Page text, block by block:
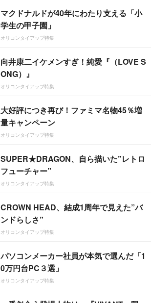
マクドナルドが40年にわたり支える「小
学生の甲子園」
オリコンタイアップ特集
向井康二イケメンすぎ！純愛『（LOVE S
ONG）』
オリコンタイアップ特集
大好評につき再び！ファミマ名物45％増
量キャンペーン
オリコンタイアップ特集
SUPER★DRAGON、自ら描いた”レトロ
フューチャー”
オリコンタイアップ特集
CROWN HEAD、結成1周年で見えた”バ
ンドらしさ”
オリコンタイアップ特集
パソコンメーカー社員が本気で選んだ「1
0万円台PC３選」
オリコンタイアップ特集